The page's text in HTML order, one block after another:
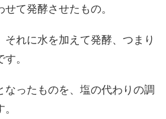
て発酵させたもの。
それに水を加えて発酵、つまり
。
なったものを、塩の代わりの調